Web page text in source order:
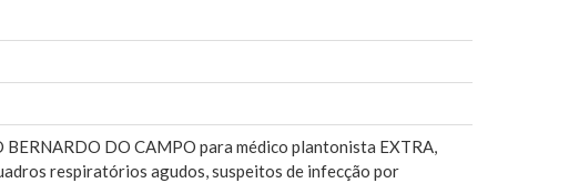
BERNARDO DO CAMPO para médico plantonista EXTRA,
respiratórios agudos, suspeitos de infecção por